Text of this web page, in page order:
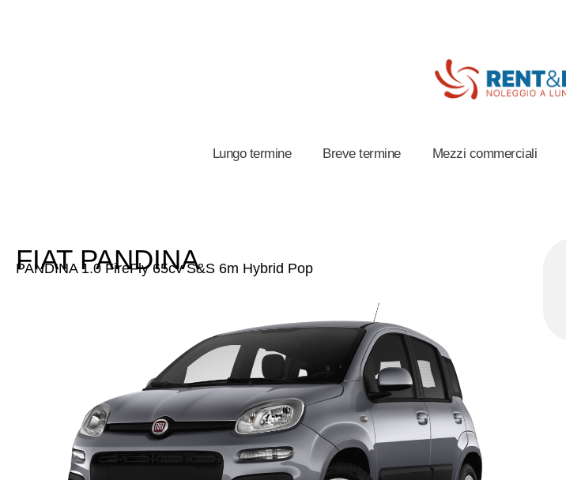
Lungo termine Breve termine Mezzi commerciali
FIAT PANDINA
PANDINA 1.0 FireFly 65cv S&S 6m Hybrid Pop